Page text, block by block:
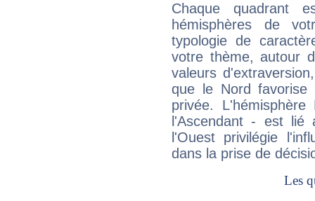
Chaque quadrant
hémisphères de
typologie de
votre thème, autour
valeurs
que le Nord favorise
privée.
l'Ascendant - est
l'Ouest privilégie
dans la prise de